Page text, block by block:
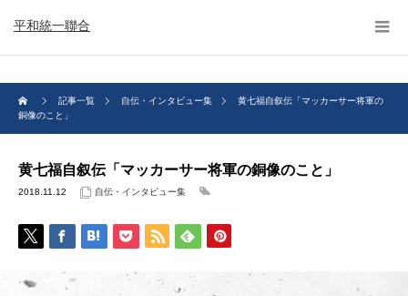
平和統一聯合
記事一覧 自伝・インタビュー集
黄七福自叙伝「マッカーサー将軍の
銅像のこと」
黄七福自叙伝「マッカーサー将軍の銅像のこと」
2018.11.12 自伝・インタビュー集